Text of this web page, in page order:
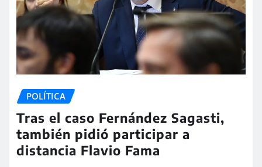
POLÍTICA
Tras el caso Fernández Sagasti,
también pidió participar a
distancia Flavio Fama